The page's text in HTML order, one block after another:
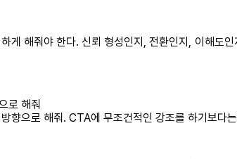
게 해줘야 한다. 신뢰 형성인지, 전환인지, 이해도
로 해줘
향으로 해줘. CTA에 무조건적인 강조를 하기보다